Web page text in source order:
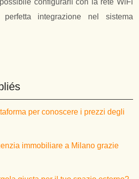
configurarli con la rete WiFi
integrazione nel sistema
per conoscere i prezzi degli
immobiliare a Milano grazie